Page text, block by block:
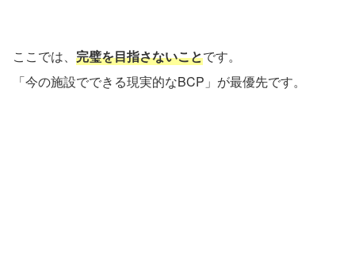
ここでは、 完璧を目指さないことです。
「今の施設でできる現実的なBCP」が最優先です。